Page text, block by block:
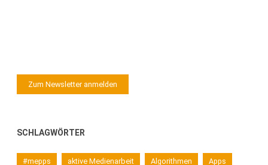
Zum Newsletter anmelden
SCHLAGWÖRTER
#mepps aktive Medienarbeit Algorithmen Apps